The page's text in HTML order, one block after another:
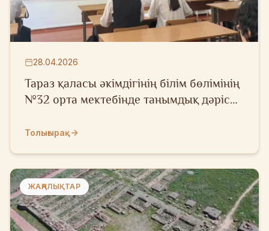
28.04.2026
Тараз қаласы әкімдігінің білім бөлімінің
№32 орта мектебінде танымдық дәріс
Толығырақ
ЖАҢАЛЫҚТАР